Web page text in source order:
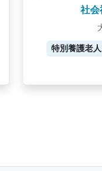
社会
特別養護老